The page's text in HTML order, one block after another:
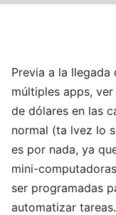
Previa a la
múltiples apps,
de dólares en las
normal (ta lvez lo
es por nada, ya
mini-
ser programadas
automatizar